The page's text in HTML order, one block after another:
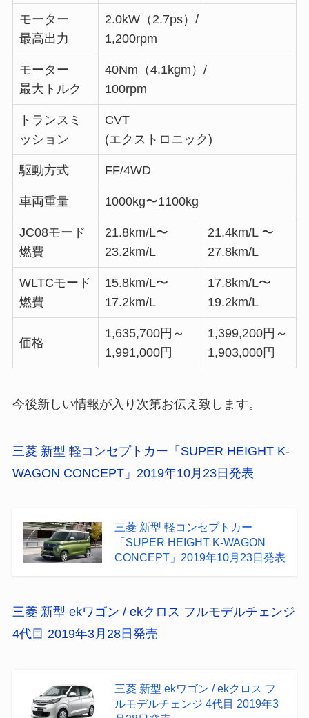
モーター
最高出力
2.0kW（2.7ps）/
1,200rpm
モーター
最大トルク
40Nm（4.1kgm）/
100rpm
トランスミ
ッション
CVT
(エクストロニック)
駆動方式 FF/4WD
車両重量 1000kg〜1100kg
JC08モード
燃費
21.8km/L〜
23.2km/L
21.4km/L 〜
27.8km/L
WLTCモード
燃費
15.8km/L〜
17.2km/L
17.8km/L〜
19.2km/L
価格
1,635,700円～
1,991,000円
1,399,200円～
1,903,000円
今後新しい情報が入り次第お伝え致します。
三菱 新型 軽コンセプトカー「SUPER HEIGHT K-
WAGON CONCEPT」2019年10月23日発表
三菱 新型 軽コンセプトカー
「SUPER HEIGHT K-WAGON
CONCEPT」2019年10月23日発表
三菱 新型 ekワゴン / ekクロス フルモデルチェンジ
4代目 2019年3月28日発売
三菱 新型 ekワゴン / ekクロス フ
ルモデルチェンジ 4代目 2019年3